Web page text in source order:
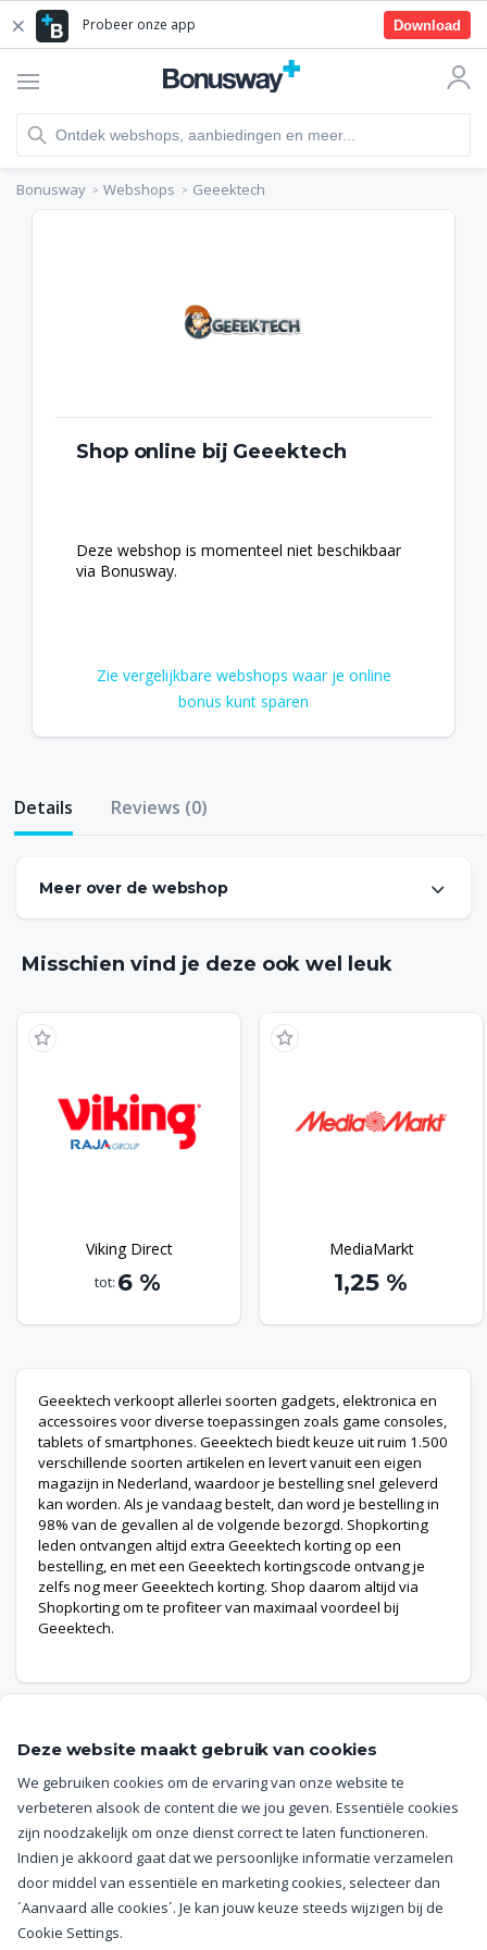
Probeer onze app Download
Bonusway Webshops Geeektech
Shop online bij Geeektech
Deze webshop is momenteel niet beschikbaar
via Bonusway.
Zie vergelijkbare webshops waar je online
bonus kunt sparen
Details Reviews (0)
Meer over de webshop
consoles, tablets of smartphones. Geeektech biedt keuze
uit ruim 1.500 verschillende soorten artikelen en levert
bestelt, dan word je bestelling in 98% van de gevallen al
extra Geeektech bonus op een bestelling, en met een
Geeektech bonusscode ontvang je zelfs nog meer
Geeektech bonus. Shop daarom altijd via Bonusway om
Misschien vind je deze ook wel leuk
Viking Direct
tot: 6 %
MediaMarkt
1,25 %
Geeektech verkoopt allerlei soorten gadgets, elektronica en
accessoires voor diverse toepassingen zoals game consoles,
tablets of smartphones. Geeektech biedt keuze uit ruim 1.500
verschillende soorten artikelen en levert vanuit een eigen
magazijn in Nederland, waardoor je bestelling snel geleverd
kan worden. Als je vandaag bestelt, dan word je bestelling in
98% van de gevallen al de volgende bezorgd. Shopkorting
leden ontvangen altijd extra Geeektech korting op een
bestelling, en met een Geeektech kortingscode ontvang je
zelfs nog meer Geeektech korting. Shop daarom altijd via
Shopkorting om te profiteer van maximaal voordeel bij
Geeektech.
Help
Getuigenissen
Algemene voorwaarden
Deze website maakt gebruik van cookies
We gebruiken cookies om de ervaring van onze website te
verbeteren alsook de content die we jou geven. Essentiële cookies
zijn noodzakelijk om onze dienst correct te laten functioneren.
Indien je akkoord gaat dat we persoonlijke informatie verzamelen
door middel van essentiële en marketing cookies, selecteer dan
´Aanvaard alle cookies´. Je kan jouw keuze steeds wijzigen bij de
Cookie Settings.